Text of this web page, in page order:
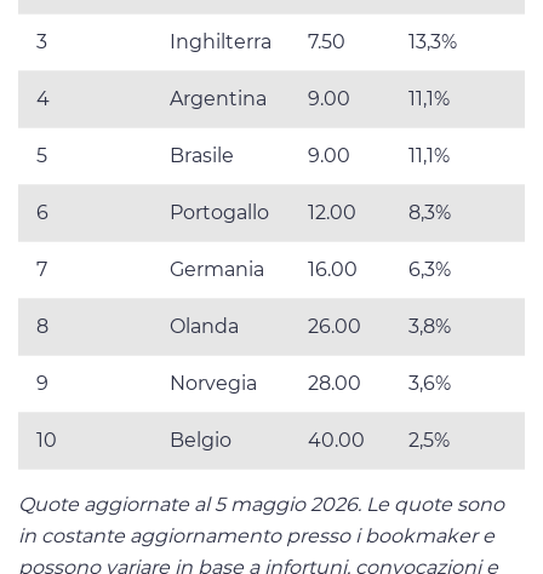
3 Inghilterra 7.50 13,3%
4 Argentina 9.00 11,1%
5 Brasile 9.00 11,1%
6 Portogallo 12.00 8,3%
7 Germania 16.00 6,3%
8 Olanda 26.00 3,8%
9 Norvegia 28.00 3,6%
10 Belgio 40.00 2,5%
Quote aggiornate al 5 maggio 2026. Le quote sono
in costante aggiornamento presso i bookmaker e
possono variare in base a infortuni, convocazioni e